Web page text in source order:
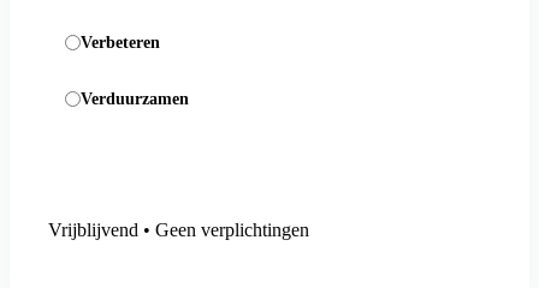
Verbeteren
Verduurzamen
Vrijblijvend • Geen verplichtingen